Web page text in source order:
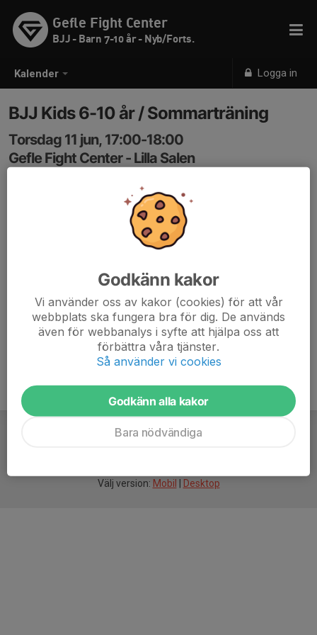
Kalender Logga in
Gefle Fight Center
BJJ - Barn 7-10 år - Nyb/Forts.
BJJ Kids 6-10 år / Sommarträning
Torsdag 11 jun, 17:00-18:00
Gefle Fight Center - Lilla Salen
Välj version: Mobil Desktop
Godkänn kakor
Vi använder oss av kakor (cookies) för att vår
webbplats ska fungera bra för dig. De används
även för webbanalys i syfte att hjälpa oss att
förbättra våra tjänster.
Så använder vi cookies
Godkänn alla kakor
Bara nödvändiga